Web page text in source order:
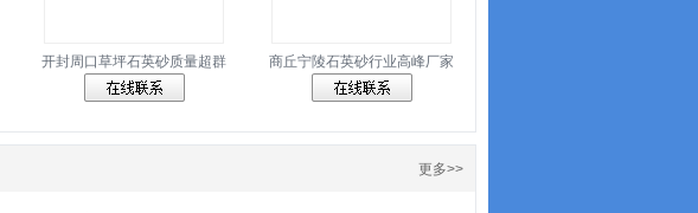
开封周口草坪石英砂质量超群 商丘宁陵石英砂行业高峰厂家
更多>>